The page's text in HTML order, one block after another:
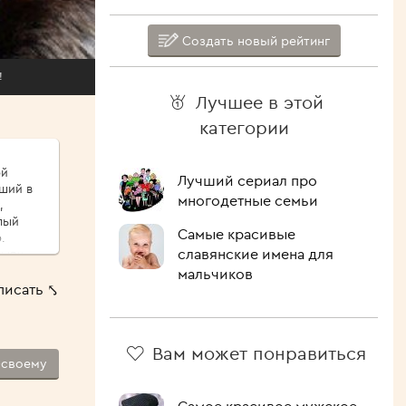
в
⤣
Создать новый рейтинг
Лучшее в этой
категории
Лучший сериал про
многодетные семьи
Самые красивые
славянские имена для
мальчиков
Вам может понравиться